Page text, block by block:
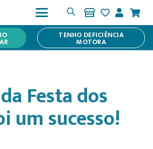
TENHO DEFICIÊNCIA
MOTORA
Festa dos
um sucesso!